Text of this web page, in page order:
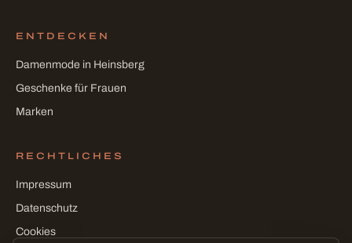
ENTDECKEN
Damenmode in Heinsberg
Geschenke für Frauen
Marken
RECHTLICHES
Impressum
Datenschutz
Cookies